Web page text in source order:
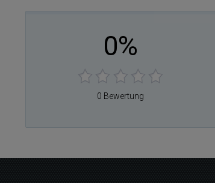
0%
0 Bewertung